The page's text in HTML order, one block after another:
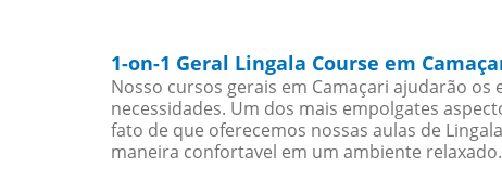
1-on-1 Geral Lingala Course em
Nosso cursos gerais em Camaçari ajudarão
necessidades. Um dos mais empolgates
fato de que oferecemos nossas aulas de
maneira confortavel em um ambiente relaxado.